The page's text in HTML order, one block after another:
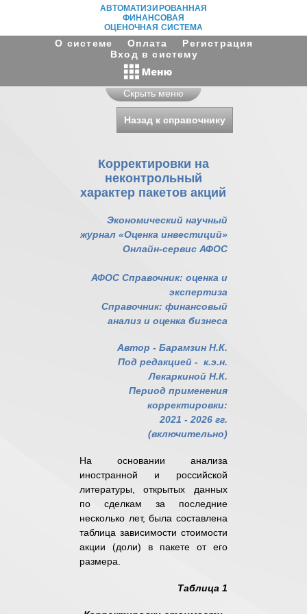
АВТОМАТИЗИРОВАННАЯ
ФИНАНСОВАЯ
ОЦЕНОЧНАЯ СИСТЕМА
О системе Оплата
Регистрация
Вход в систему
Скрыть меню
Назад к справочнику
Корректировки на
неконтрольный
характер пакетов акций
Экономический научный
журнал «Оценка инвестиций»
Онлайн-сервис АФОС
АФОС Справочник: оценка и
экспертиза
Справочник: финансовый
анализ и оценка бизнеса
Автор - Барамзин Н.К.
Под редакцией - к.э.н.
Лекаркиной Н.К.
Период применения
корректировки:
2021 - 2026 гг.
(включительно)
На основании анализа
иностранной и российской
литературы, открытых данных
по сделкам за последние
несколько лет, была составлена
таблица зависимости стоимости
акции (доли) в пакете от его
размера.
Таблица 1